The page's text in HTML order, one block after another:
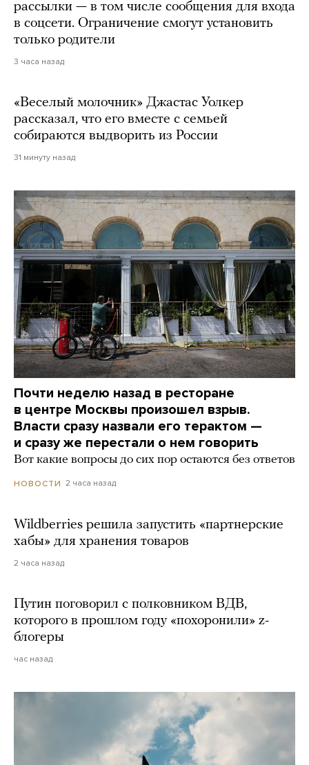
рассылки — в том числе сообщения для входа
в соцсети. Ограничение смогут установить
только родители
3 часа назад
«Веселый молочник» Джастас Уолкер
рассказал, что его вместе с семьей
собираются выдворить из России
31 минуту назад
Почти неделю назад в ресторане
в центре Москвы произошел взрыв.
Власти сразу назвали его терактом —
и сразу же перестали о нем говорить
Вот какие вопросы до сих пор остаются без ответов
НОВОСТИ 2 часа назад
Wildberries решила запустить «партнерские
хабы» для хранения товаров
2 часа назад
Путин поговорил с полковником ВДВ,
которого в прошлом году «похоронили» z-
блогеры
час назад